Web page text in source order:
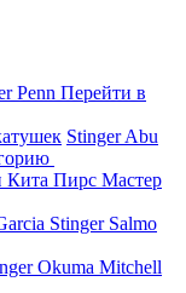
Penn Перейти в
StingerAbu
Кита Пирс Мастер
Stinger Salmo
Okuma Mitchell